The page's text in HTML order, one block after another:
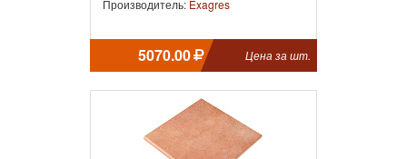
Производитель: Exagres
5070.00 Цена за шт.